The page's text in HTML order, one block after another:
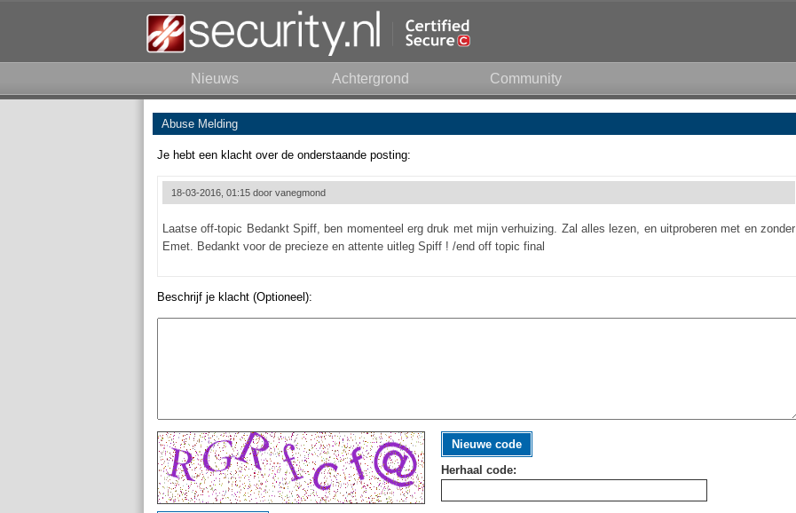
Nieuws Achtergrond Community
Abuse Melding
Je hebt een klacht over de onderstaande posting:
18-03-2016, 01:15 door vanegmond
Laatse off-topic Bedankt Spiff, ben momenteel erg druk met mijn verhuizing. Zal alles lezen, en uitproberen met en zonder
Emet. Bedankt voor de precieze en attente uitleg Spiff ! /end off topic final
Beschrijf je klacht (Optioneel):
Nieuwe code
Herhaal code: